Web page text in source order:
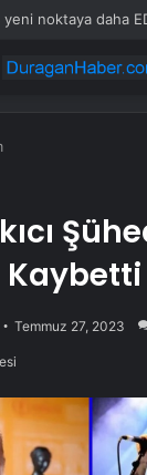
yeni noktaya daha
Kaybetti
Temmuz 27, 2023